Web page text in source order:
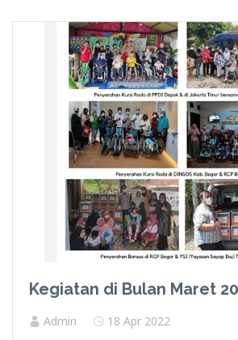
Kegiatan di Bulan Maret
Admin 18 Apr 2022